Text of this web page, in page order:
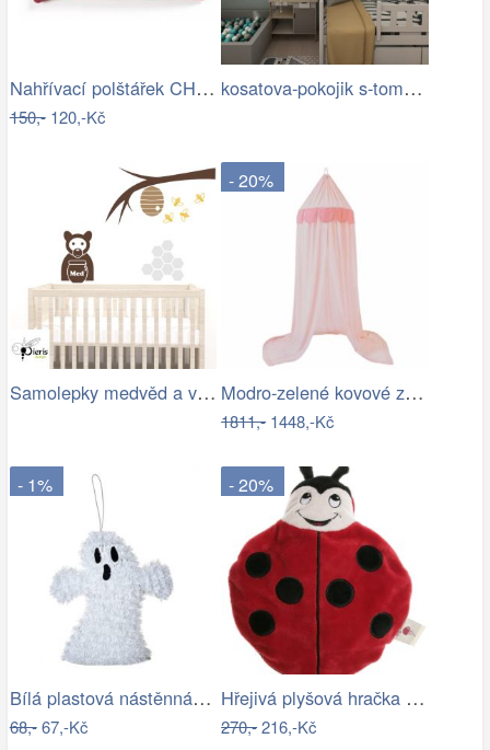
Nahřívací polštářek CHERRY SMALL PICOLO…
150,-120,-Kč
kosatova-pokojik s-tom6-min.jpg
Samolepky medvěd a včelky
- 20%
Modro-zelené kovové závěsné světlo…
1811,-1448,-Kč
- 1%
Bílá plastová nástěnná dekorace duch na…
68,-67,-Kč
- 20%
Hřejivá plyšová hračka BERUŠKA pro…
270,-216,-Kč